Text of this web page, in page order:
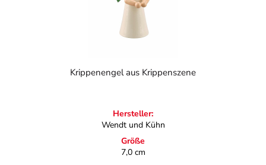
Krippenengel aus Krippenszene
Hersteller:
Wendt und Kühn
Größe
7,0 cm